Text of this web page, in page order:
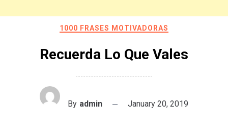
1000 FRASES MOTIVADORAS
Recuerda Lo Que Vales
By admin January 20, 2019